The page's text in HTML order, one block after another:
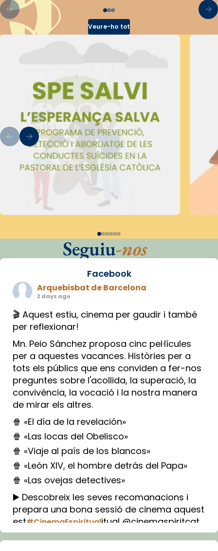
Veure-ho tot
Seguiu-nos
Facebook
Arquebisbat de Barcelona
2 days ago
🎬 Aquest estiu, cinema per gaudir i també
per reflexionar!
Mn. Peio Sánchez proposa cinc pel·lícules
per a aquestes vacances. Històries per a
tots els públics que ens conviden a fer-nos
preguntes sobre l'acollida, la superació, la
convivència, la vocació i la nostra manera
de mirar els altres.
🍿 «El día de la revelación»
🍿 «Las locas del Obelisco»
🍿 «Viaje al país de los blancos»
🍿 «León XIV, el hombre detrás del Papa»
🍿 «Las ovejas detectives»
▶️ Descobreix les seves recomanacions i
prepara una bona sessió de cinema aquest
est#CinemaEspiritualitual @cinemaspiritcat
Imatge: Generada amb IA (OpenAI)